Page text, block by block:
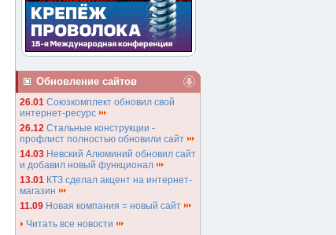
Обновление сайтов
26.01 Союзкомплект обновил свой
интернет-ресурс
26.12 Стальные конструкции -
профлист полностью обновили сайт
14.03 Невский Алюминий обновил сайт
и добавил новый функционал
13.01 КТЗ сделал акцент на интернет-
магазин
11.09 Новая компания = новый сайт
Читать все новости